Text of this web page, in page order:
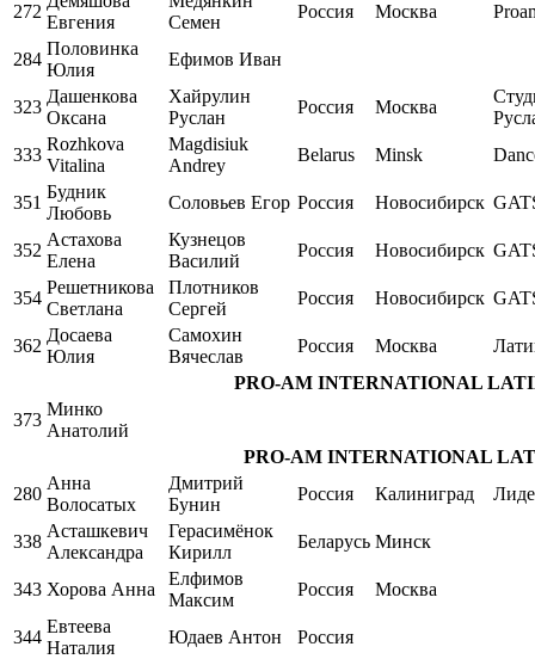
272
Евгения
Семен
Россия Москва
284
Половинка
Юлия
Ефимов Иван
323
Дашенкова
Оксана
Хайрулин
Руслан
Россия Москва
333
Rozhkova
Vitalina
Magdisiuk
Andrey
Belarus Minsk
351
Будник
Любовь
Соловьев Егор Россия Новосибирск
352
Астахова
Елена
Кузнецов
Василий
Россия Новосибирск
354
Решетникова
Светлана
Плотников
Сергей
Россия Новосибирск
362
Досаева
Юлия
Самохин
Вячеслав
Россия Москва
PRO-AM INTERNATIONAL
373
Минко
Анатолий
PRO-AM INTERNATIONAL
280
Анна
Волосатых
Дмитрий
Бунин
Россия Калиниград
338
Асташкевич
Александра
Герасимёнок
Кирилл
Беларусь Минск
343 Хорова Анна
Елфимов
Максим
Россия Москва
344
Евтеева
Наталия
Юдаев Антон Россия